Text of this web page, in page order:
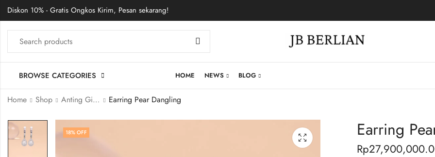
Diskon 10% - Gratis Ongkos Kirim, Pesan sekarang!
BROWSE CATEGORIES HOME NEWS BLOG
Home Shop Anting Giwang Earring Pear Dangling
18% OFF Earring
Rp